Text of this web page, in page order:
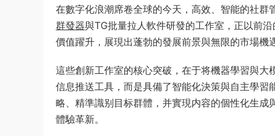
在數字化浪潮席卷全球的今天，高效、智能的社
群發器與TG批量拉人軟件研發的工作室，正以前
價值躍升，展現出蓬勃的發展前景與無限的市場機遇
這些創新工作室的核心突破，在于将機器學習與
信息推送工具，而是具備了智能化決策與自主學
略、精準識别目标群體，并實現内容的個性化生
體驗革新。